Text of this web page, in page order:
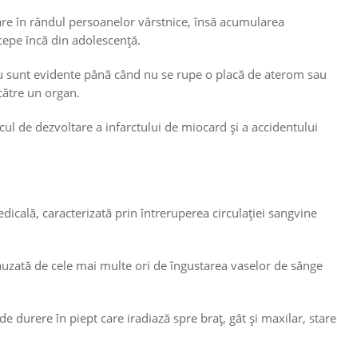
în rândul persoanelor vârstnice, însă acumularea
încă din adolescență.
evidente până când nu se rupe o placă de aterom sau
un organ.
de dezvoltare a infarctului de miocard și a accidentului
caracterizată prin întreruperea circulației sangvine
de cele mai multe ori de îngustarea vaselor de sânge
durere în piept care iradiază spre braț, gât și maxilar, stare